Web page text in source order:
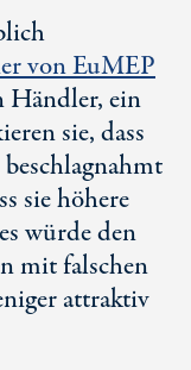
von EuMEP
Händler, ein
sie, dass
sie höhere
würde den
mit falschen
attraktiv